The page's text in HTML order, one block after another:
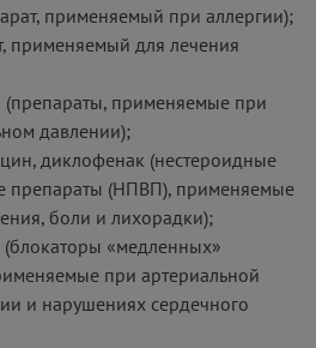
применяемый при аллергии);
применяемый для лечения
(препараты, применяемые при
давлении);
диклофенак (нестероидные
препараты (НПВП), применяемые
боли и лихорадки);
(блокаторы «медленных»
при артериальной
и нарушениях сердечного